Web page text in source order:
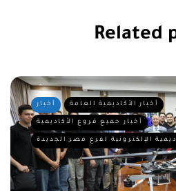
Related
أخبار أخبار الأكاديمية العامة
أخبار جميع فروع الأكاديمية
الإلكترونية لفرع مصر الجديدة